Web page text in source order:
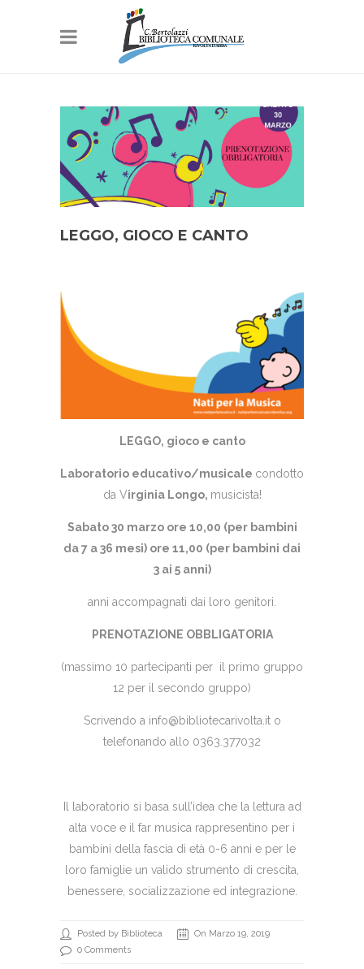
LEGGO, GIOCO E CANTO
LEGGO, gioco e canto
Laboratorio educativo/musicale condotto
da Virginia Longo, musicista!
Sabato 30 marzo ore 10,00 (per bambini
da 7 a 36 mesi) ore 11,00 (per bambini dai
3 ai 5 anni)
anni accompagnati dai loro genitori.
PRENOTAZIONE OBBLIGATORIA
(massimo 10 partecipanti per il primo gruppo
12 per il secondo gruppo)
Scrivendo a info@bibliotecarivolta.ito
telefonando allo 0363.377032
Il laboratorio si basa sull’idea che la lettura ad
alta voce e il far musica rappresentino per i
bambini della fascia di età 0-6 anni e per le
loro famiglie un valido strumento di crescita,
benessere, socializzazione ed integrazione.
Posted by Biblioteca
On Marzo 19, 2019
0 Comments